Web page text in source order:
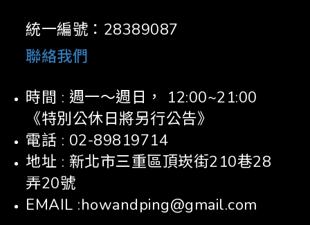
統一編號：28389087
聯絡我們
時間 : 週一～週日， 12:00~21:00
《特別公休日將另行公告》
電話 : 02-89819714
地址 : 新北市三重區頂崁街210巷28
弄20號
EMAIL :howandping@gmail.com